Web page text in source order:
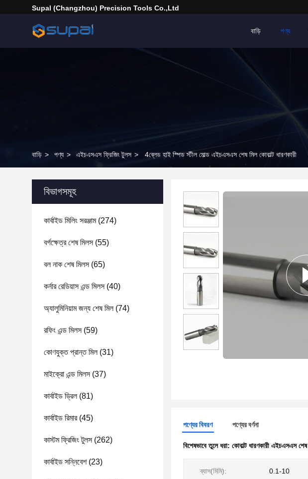
Supal (Changzhou) Precision Tools Co.,Ltd
বাড়ি পণ্য
বাড়ি > পণ্য > এইচএসএস ফ্রিজিং টুলস > 4ব্লেড হাই স্পিড স্টীল মোল্ড এইচএসএস শেষ মিল কোবাল্ট ধারণকারী
বিভাগসমূহ
কার্বাইড মিলিং সরঞ্জাম(274)
বর্গক্ষেত্র শেষ মিলস(55)
বল নাক শেষ মিলস(65)
কর্নার রেডিয়াস এন্ড মিলস(40)
অ্যালুমিনিয়াম জন্য শেষ মিল(74)
রফিং এন্ড মিলস(59)
কোণযুক্ত প্রান্ত মিল(31)
মাইক্রো এন্ড মিলস(37)
কার্বাইড ড্রিল(81)
কার্বাইড রিমার(45)
কাস্টম ফ্রিজিং টুলস(262)
কার্বাইড সন্নিবেশ(23)
পণ্যের বিবরণ পণ্যের বর্ণনা
বিশেষভাবে তুলে ধরা: কোবাল্ট ধারণকারী এইচএসএস
ব্যাস(মিমি): 0.1-10